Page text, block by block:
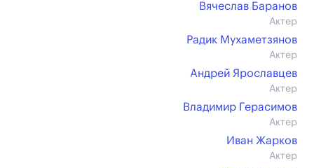
Вячеслав Баранов
Актер
Радик Мухаметзянов
Актер
Андрей Ярославцев
Актер
Владимир Герасимов
Актер
Иван Жарков
Актер